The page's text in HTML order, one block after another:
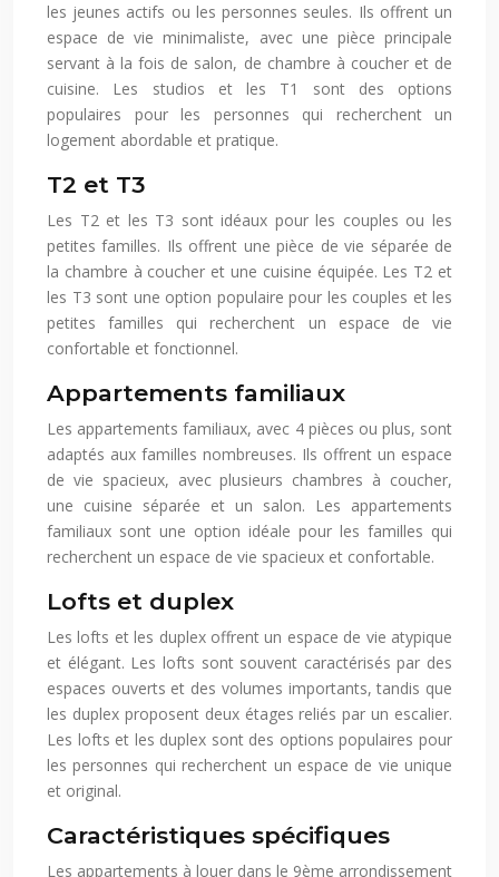
les jeunes actifs ou les personnes seules. Ils offrent un
espace de vie minimaliste, avec une pièce principale
servant à la fois de salon, de chambre à coucher et de
cuisine. Les studios et les T1 sont des options
populaires pour les personnes qui recherchent un
logement abordable et pratique.
T2 et T3
Les T2 et les T3 sont idéaux pour les couples ou les
petites familles. Ils offrent une pièce de vie séparée de
la chambre à coucher et une cuisine équipée. Les T2 et
les T3 sont une option populaire pour les couples et les
petites familles qui recherchent un espace de vie
confortable et fonctionnel.
Appartements familiaux
Les appartements familiaux, avec 4 pièces ou plus, sont
adaptés aux familles nombreuses. Ils offrent un espace
de vie spacieux, avec plusieurs chambres à coucher,
une cuisine séparée et un salon. Les appartements
familiaux sont une option idéale pour les familles qui
recherchent un espace de vie spacieux et confortable.
Lofts et duplex
Les lofts et les duplex offrent un espace de vie atypique
et élégant. Les lofts sont souvent caractérisés par des
espaces ouverts et des volumes importants, tandis que
les duplex proposent deux étages reliés par un escalier.
Les lofts et les duplex sont des options populaires pour
les personnes qui recherchent un espace de vie unique
et original.
Caractéristiques spécifiques
Les appartements à louer dans le 9ème arrondissement